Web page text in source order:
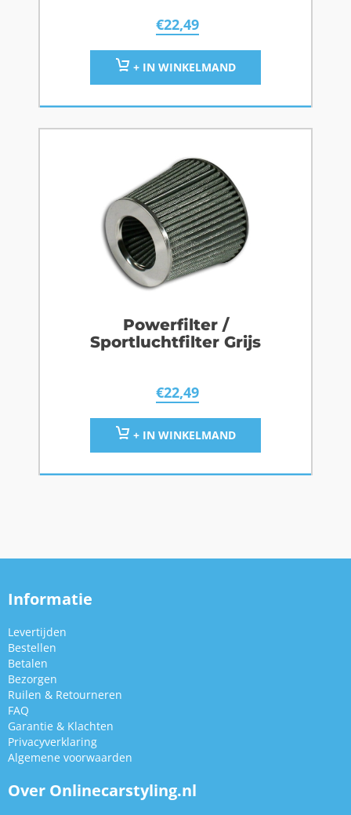
€22,49
+ IN WINKELMAND
Powerfilter /
Sportluchtfilter Grijs
€22,49
+ IN WINKELMAND
Informatie
Levertijden
Bestellen
Betalen
Bezorgen
Ruilen & Retourneren
FAQ
Garantie & Klachten
Privacyverklaring
Algemene voorwaarden
Over Onlinecarstyling.nl